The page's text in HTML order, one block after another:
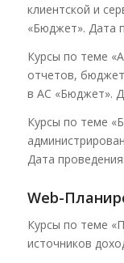
клиентской и
«Бюджет». Дата
Курсы по теме
отчетов,
в АС «Бюджет».
Курсы по теме
Дата
Web-
Курсы по теме
источников